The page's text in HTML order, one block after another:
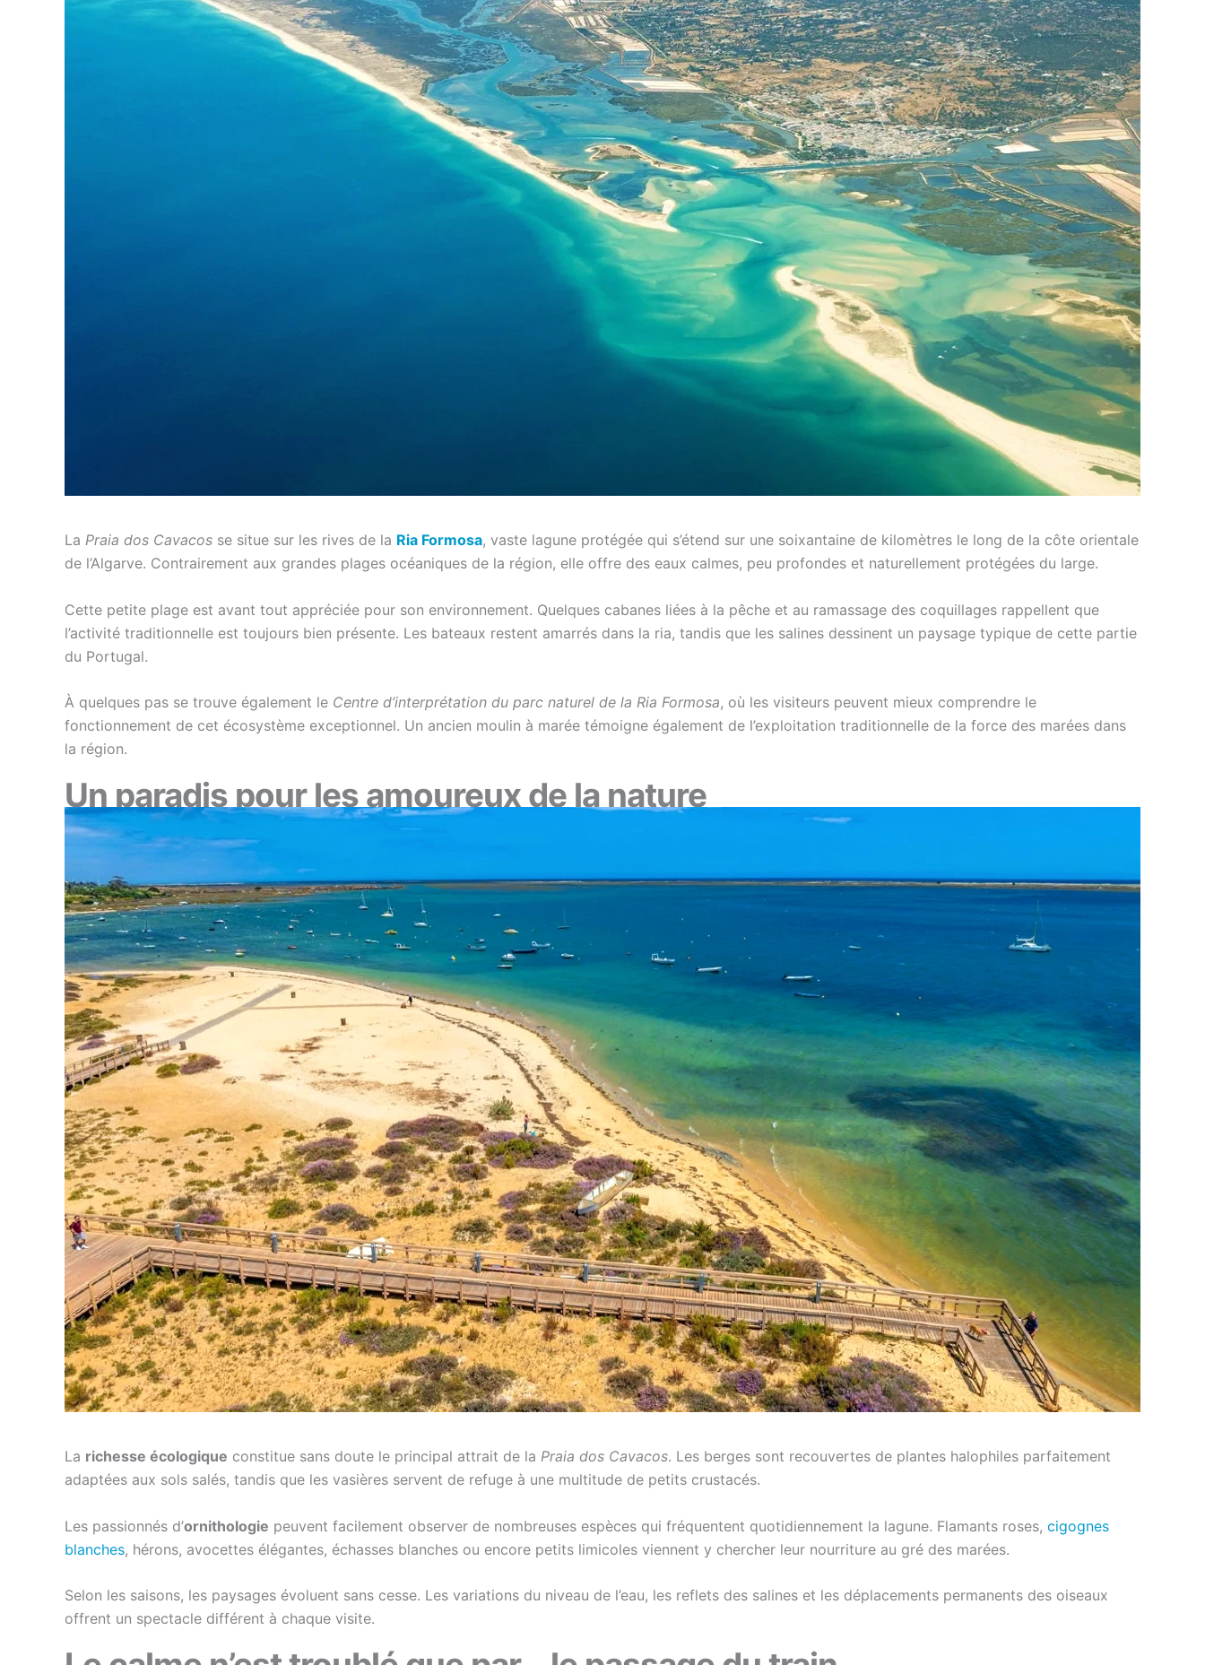
La Praia dos Cavacos se situe sur les rives de la Ria Formosa, vaste lagune protégée qui s’étend sur une soixantaine de kilomètres le long de la côte orientale
de l’Algarve. Contrairement aux grandes plages océaniques de la région, elle offre des eaux calmes, peu profondes et naturellement protégées du large.
Cette petite plage est avant tout appréciée pour son environnement. Quelques cabanes liées à la pêche et au ramassage des coquillages rappellent que
l’activité traditionnelle est toujours bien présente. Les bateaux restent amarrés dans la ria, tandis que les salines dessinent un paysage typique de cette partie
du Portugal.
À quelques pas se trouve également le Centre d’interprétation du parc naturel de la Ria Formosa, où les visiteurs peuvent mieux comprendre le
fonctionnement de cet écosystème exceptionnel. Un ancien moulin à marée témoigne également de l’exploitation traditionnelle de la force des marées dans
la région.
Un paradis pour les amoureux de la nature
La richesse écologique constitue sans doute le principal attrait de la Praia dos Cavacos. Les berges sont recouvertes de plantes halophiles parfaitement
adaptées aux sols salés, tandis que les vasières servent de refuge à une multitude de petits crustacés.
Les passionnés d’ornithologie peuvent facilement observer de nombreuses espèces qui fréquentent quotidiennement la lagune. Flamants roses, cigognes
blanches, hérons, avocettes élégantes, échasses blanches ou encore petits limicoles viennent y chercher leur nourriture au gré des marées.
Selon les saisons, les paysages évoluent sans cesse. Les variations du niveau de l’eau, les reflets des salines et les déplacements permanents des oiseaux
offrent un spectacle différent à chaque visite.